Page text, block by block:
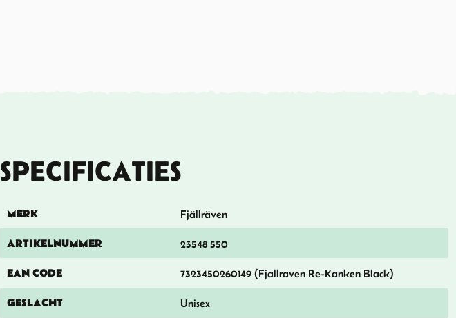
SPECIFICATIES
MERK Fjällräven
ARTIKELNUMMER 23548 550
EAN CODE 7323450260149 (Fjallraven Re-Kanken Black)
GESLACHT Unisex